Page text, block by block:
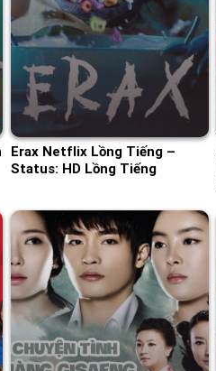
Erax Netflix Lồng Tiếng –
Status: HD Lồng Tiếng